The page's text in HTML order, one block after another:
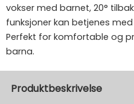
vokser med barnet, 20°
funksjoner kan betjenes
Perfekt for komfortable og
barna.
Produktbeskrivelse